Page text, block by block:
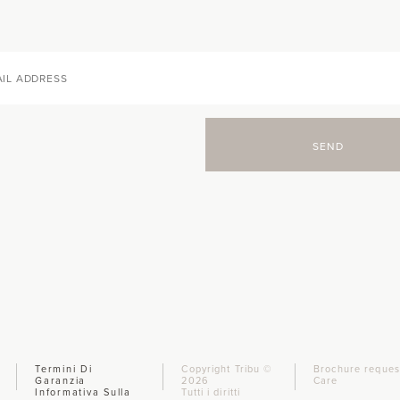
SEND
Termini Di
Garanzia
Informativa Sulla
Copyright Tribu ©
2026
Tutti i diritti
Brochure
Care